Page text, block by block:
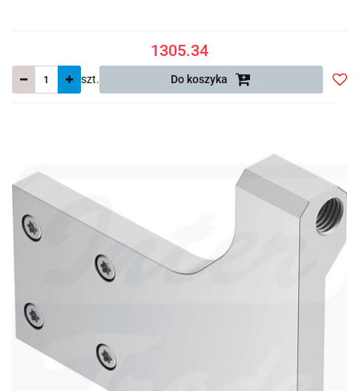
1305.34
szt. Do koszyka